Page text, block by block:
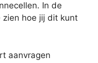
In de
hoe jij dit kunt
aanvragen